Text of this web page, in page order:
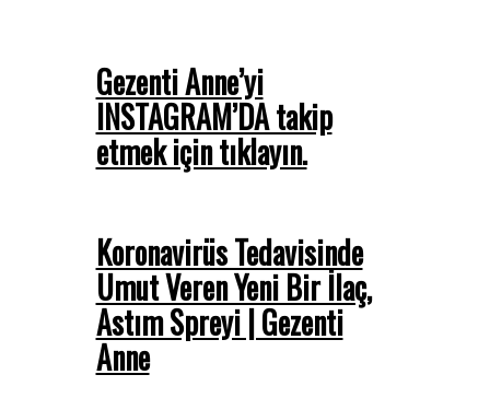
Gezenti Anne’yi
INSTAGRAM’DA takip
etmek için tıklayın.
Koronavirüs Tedavisinde
Umut Veren Yeni Bir İlaç,
Astım Spreyi | Gezenti
Anne